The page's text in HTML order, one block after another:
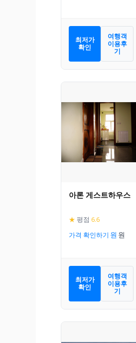
최저가
확인
여행객
이용후
기
아론 게스트하우스
★ 평점 6.6
가격 확인하기
최저가
확인
여행객
이용후
기